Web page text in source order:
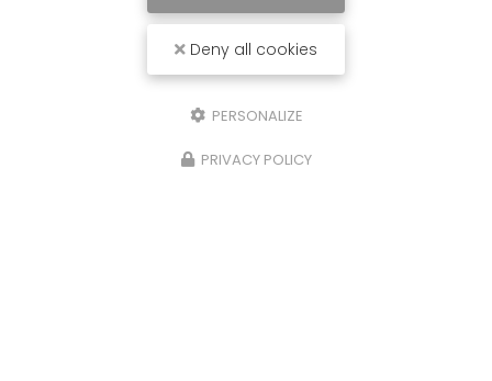
Deny all cookies
PERSONALIZE
PRIVACY POLICY